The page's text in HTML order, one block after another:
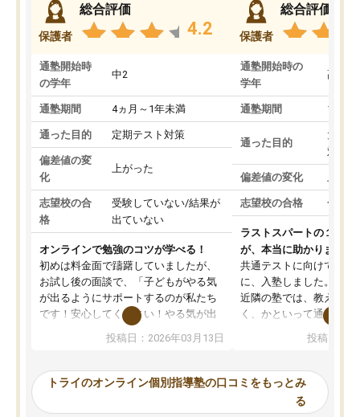
保護者
総合評価
4.2
通塾開始時
の学年
中2
通塾期間 4ヵ月～1年未満
通った目的 定期テスト対策
偏差値の変
化
上がった
志望校の合
格
受験していない/結果が
出ていない
オンラインで勉強のコツが学べる！
初めは料金面で躊躇していましたが、
お試し後の面談で、「子どもがやる気
が出るようにサポートするのが私たち
です！安心してください！やる気が出
ないのは私たち講師の責任です」と言
ってくださり、確かに！と考えて、思
ったんですが、学生の先生から学ぶこ
み、徐々に成績が上がったらいいなと
投稿日：2026年03月13日
保護者
総合評価
通塾開始時の
学年
高3
通塾期間 1～3
通った目的
大学
対策
偏差値の変化
志望校の合格 合格
ラストスパートの１か月
が、本当に助かりました
共通テストに向けての追
に、入塾しました。田舎
近隣の塾では、教えても
く、かといって通うには
可能なので本当に助か
らないところをピンポイ
頂いて、とてもわかり
していました。一生を
投稿日：
トライのオンライン個別指導塾の口コミをもっとみ
る